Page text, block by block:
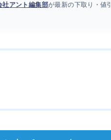
社アント編集部が最新の下取り・値